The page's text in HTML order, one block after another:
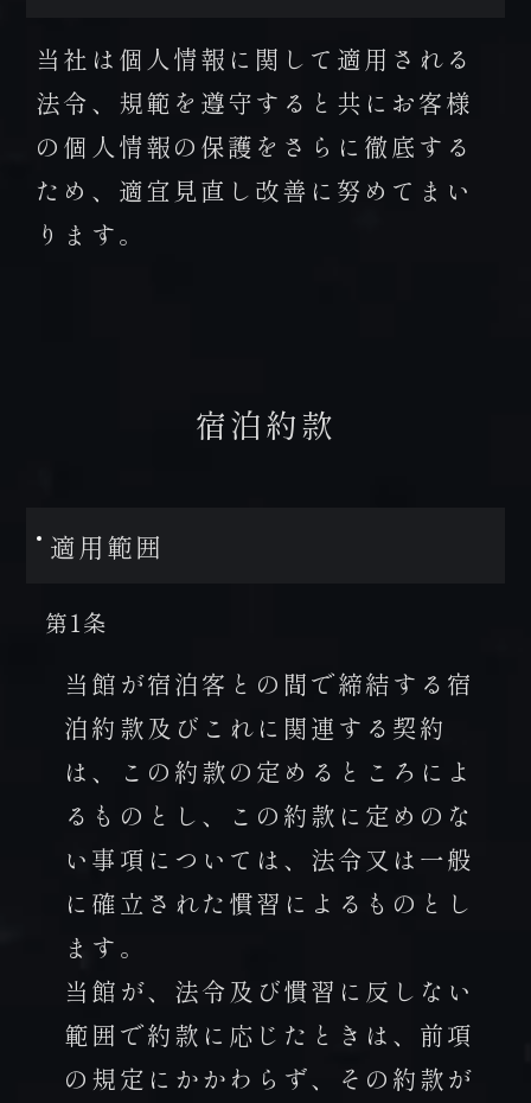
当社は個人情報に関して適用される
法令、規範を遵守すると共にお客様
の個人情報の保護をさらに徹底する
ため、適宜見直し改善に努めてまい
ります。
宿泊約款
適用範囲
第1条
当館が宿泊客との間で締結する宿
泊約款及びこれに関連する契約
は、この約款の定めるところによ
るものとし、この約款に定めのな
い事項については、法令又は一般
に確立された慣習によるものとし
ます。
当館が、法令及び慣習に反しない
範囲で約款に応じたときは、前項
の規定にかかわらず、その約款が